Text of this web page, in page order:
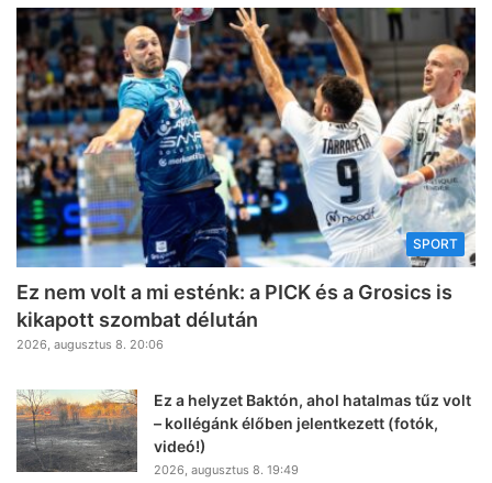
SPORT
Ez nem volt a mi esténk: a PICK és a Grosics is
kikapott szombat délután
2026, augusztus 8. 20:06
Ez a helyzet Baktón, ahol hatalmas tűz volt
– kollégánk élőben jelentkezett (fotók,
videó!)
2026, augusztus 8. 19:49